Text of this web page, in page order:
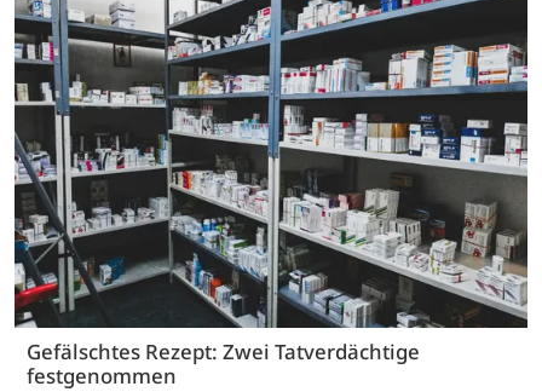
Gefälschtes Rezept: Zwei Tatverdächtige
festgenommen